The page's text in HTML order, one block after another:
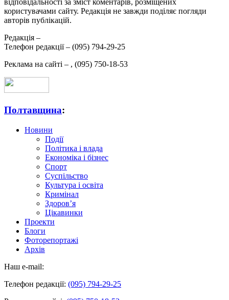
відповідальності за зміст коментарів, розміщених
користувачами сайту. Редакція не завжди поділяє погляди
авторів публікацій.
Редакція –
Телефон редакції – (095) 794-29-25
Реклама на сайті – , (095) 750-18-53
Полтавщина:
Новини
Події
Політика і влада
Економіка і бізнес
Спорт
Суспільство
Культура і освіта
Кримінал
Здоров’я
Цікавинки
Проекти
Блоги
Фоторепортажі
Архів
Наш e-mail:
Телефон редакції: (095) 794-29-25